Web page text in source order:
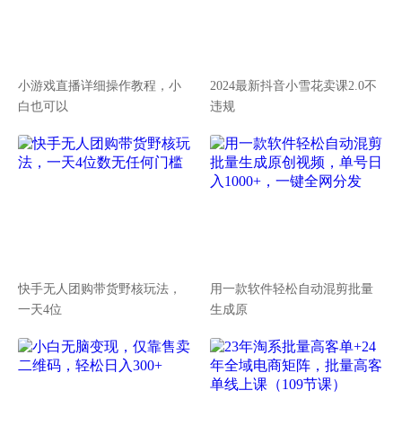
小游戏直播详细操作教程，小
白也可以
2024最新抖音小雪花卖课2.0不
违规
快手无人团购带货野核玩法，
一天4位
用一款软件轻松自动混剪批量
生成原